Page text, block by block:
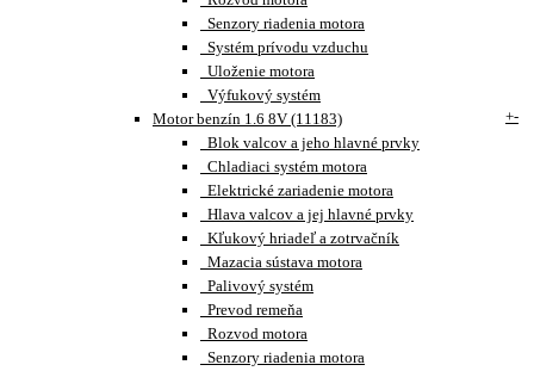
Senzory riadenia motora
Systém prívodu vzduchu
Uloženie motora
Výfukový systém
Motor benzín 1.6 8V (11183)
+-
Blok valcov a jeho hlavné prvky
Chladiaci systém motora
Elektrické zariadenie motora
Hlava valcov a jej hlavné prvky
Kľukový hriadeľ a zotrvačník
Mazacia sústava motora
Palivový systém
Prevod remeňa
Rozvod motora
Senzory riadenia motora